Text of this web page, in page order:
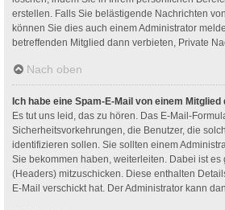
erstellen. Falls Sie belästigende Nachrichten
können Sie dies auch einem Administrator
betreffenden Mitglied dann verbieten, Private
Nach oben
Ich habe eine Spam-E-Mail von einem
Es tut uns leid, das zu hören. Das E-Mail-
Sicherheitsvorkehrungen, die Benutzer, die
identifizieren sollen. Sie sollten einem
Sie bekommen haben, weiterleiten. Dabei ist
(Headers) mitzuschicken. Diese enthalten
E-Mail verschickt hat. Der Administrator kann